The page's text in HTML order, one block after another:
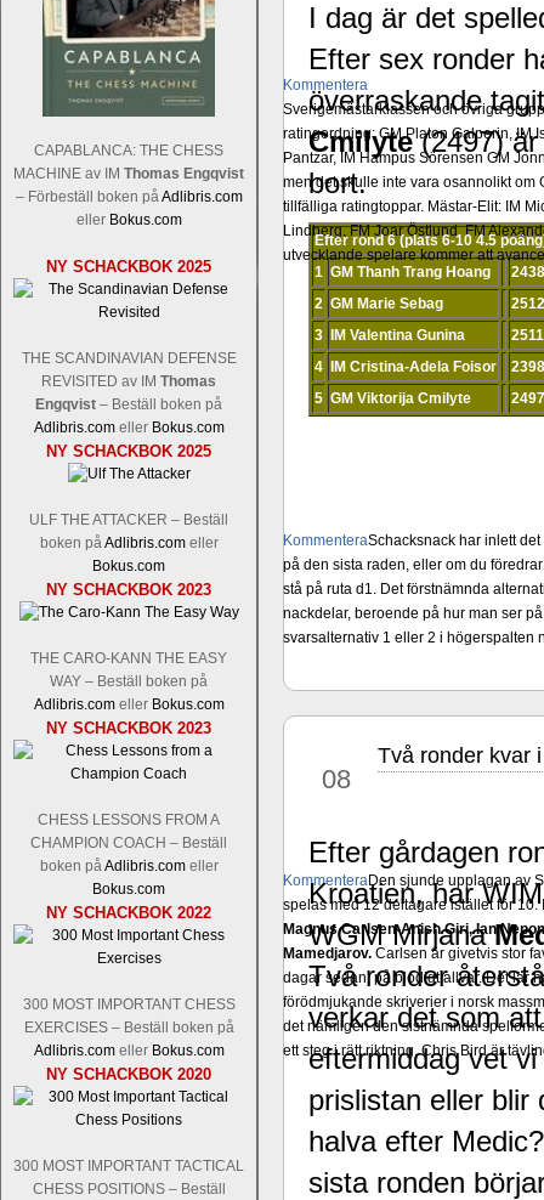
CAPABLANCA: THE CHESS
MACHINE av IM Thomas Engqvist
– Förbeställ boken påAdlibris.com
eller Bokus.com
NY SCHACKBOK 2025
THE SCANDINAVIAN DEFENSE
REVISITED av IM Thomas
Engqvist – Beställ boken på
Adlibris.comeller Bokus.com
NY SCHACKBOK 2025
ULF THE ATTACKER – Beställ
boken påAdlibris.comeller
Bokus.com
NY SCHACKBOK 2023
THE CARO-KANN THE EASY
WAY – Beställ boken på
Adlibris.comeller Bokus.com
NY SCHACKBOK 2023
CHESS LESSONS FROM A
CHAMPION COACH – Beställ
boken påAdlibris.comeller
Bokus.com
NY SCHACKBOK 2022
300 MOST IMPORTANT CHESS
EXERCISES – Beställ boken på
Adlibris.comeller Bokus.com
NY SCHACKBOK 2020
300 MOST IMPORTANT TACTICAL
CHESS POSITIONS – Beställ
Kommentera
Sverigemästarklassen och övriga
ratingordning: GM Platon Galperin, IM
Pantzar, IM Hampus Sörensen GM
men det skulle inte vara osannolikt om
tillfälliga ratingtoppar. Mästar-Elit: IM
Lindberg, FM Joar Östlund, FM
utvecklande spelare kommer att
KommenteraSchacksnack har inlett
på den sista raden, eller om du
stå på ruta d1. Det förstnämnda
nackdelar, beroende på hur man ser
svarsalternativ 1 eller 2 i högerspalten
KommenteraDen sjunde upplagan av
spelas med 12 deltagare istället för
Magnus Carlsen-Anish Giri, Ian
Mamedjarov. Carlsen är givetvis stor
dagar sedan, på blodigt allvar. Det lär
förödmjukande skriverier i norsk
det nämligen den sistnämnda
ett steg i rätt riktning. Chris Bird är
I dag är det
Efter sex ronder
överraskande
Cmilyte(2497)
bort.
Efter rond 6 (plats 6-10 4.5
1 GM Thanh Trang Hoang
2438
2 GM Marie Sebag
2512
3
IM Valentina Gunina
2511
4
IM Cristina-Adela Foisor
2398
5 GM Viktorija Cmilyte 2497
08
Två ronder kvar
Efter gårdagen
Kroatien, har
WGM Mirjana
Två ronder
verkar det som
eftermiddag vet
prislistan eller
halva efter
sista ronden